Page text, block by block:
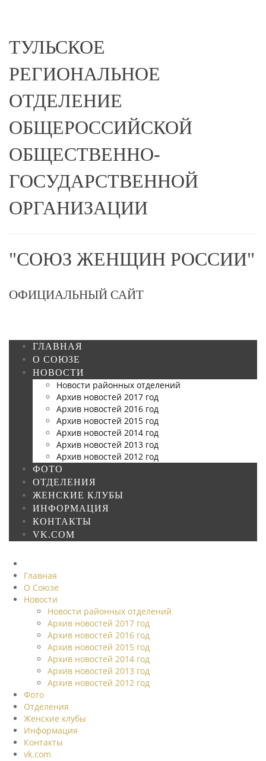
ТУЛЬСКОЕ
РЕГИОНАЛЬНОЕ
ОТДЕЛЕНИЕ
ОБЩЕРОССИЙСКОЙ
ОБЩЕСТВЕННО-
ГОСУДАРСТВЕННОЙ
ОРГАНИЗАЦИИ
"СОЮЗ ЖЕНЩИН РОССИИ"
ОФИЦИАЛЬНЫЙ САЙТ
ГЛАВНАЯ
О СОЮЗЕ
НОВОСТИ
Новости районных отделений
Архив новостей 2017 год
Архив новостей 2016 год
Архив новостей 2015 год
Архив новостей 2014 год
Архив новостей 2013 год
Архив новостей 2012 год
ФОТО
ОТДЕЛЕНИЯ
ЖЕНСКИЕ КЛУБЫ
ИНФОРМАЦИЯ
КОНТАКТЫ
VK.COM
Главная
О Союзе
Новости
Новости районных отделений
Архив новостей 2017 год
Архив новостей 2016 год
Архив новостей 2015 год
Архив новостей 2014 год
Архив новостей 2013 год
Архив новостей 2012 год
Фото
Отделения
Женские клубы
Информация
Контакты
vk.com